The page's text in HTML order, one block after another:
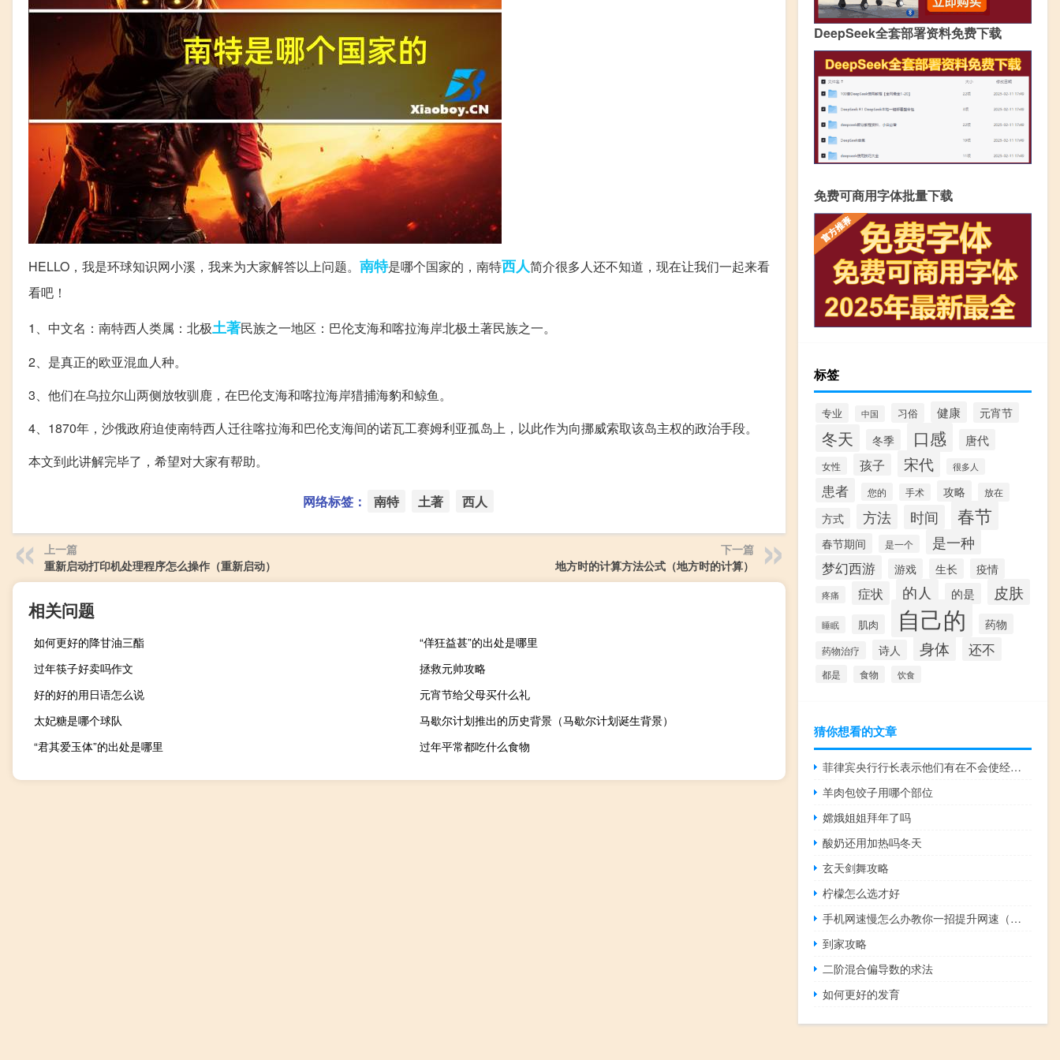
HELLO，我是环球知识网小溪，我来为大家解答以上问题。 南特是哪个国家的，南特西人简介很多人还不知道，现在让我们一起来看
看吧！
1、中文名：南特西人类属：北极土著民族之一地区：巴伦支海和喀拉海岸北极土著民族之一。
2、是真正的欧亚混血人种。
3、他们在乌拉尔山两侧放牧驯鹿，在巴伦支海和喀拉海岸猎捕海豹和鲸鱼。
4、1870年，沙俄政府迫使南特西人迁往喀拉海和巴伦支海间的诺瓦工赛姆利亚孤岛上，以此作为向挪威索取该岛主权的政治手段。
本文到此讲解完毕了，希望对大家有帮助。
网络标签： 南特 土著 西人
上一篇
重新启动打印机处理程序怎么操作（重新启动）
下一篇
地方时的计算方法公式（地方时的计算）
相关问题
如何更好的降甘油三酯
“佯狂益甚”的出处是哪里
过年筷子好卖吗作文
拯救元帅攻略
好的好的用日语怎么说
元宵节给父母买什么礼
太妃糖是哪个球队
马歇尔计划推出的历史背景（马歇尔计划诞生背景）
“君其爱玉体”的出处是哪里
过年平常都吃什么食物
DeepSeek全套部署资料免费下载
免费可商用字体批量下载
标签
专业 中国 习俗 健康 元宵节
冬天 冬季 口感 唐代
女性 孩子 宋代 很多人
患者 您的 手术 攻略 放在
方式 方法 时间 春节
春节期间 是一个 是一种
梦幻西游 游戏 生长 疫情
疼痛 症状 的人 的是 皮肤
睡眠 肌肉 自己的 药物
药物治疗 诗人 身体 还不
都是 食物 饮食
猜你想看的文章
菲律宾央行行长表示他们有在不会使经济收缩的情况下提高利率的空间
羊肉包饺子用哪个部位
嫦娥姐姐拜年了吗
酸奶还用加热吗冬天
玄天剑舞攻略
柠檬怎么选才好
手机网速慢怎么办教你一招提升网速（手机网速慢）
到家攻略
二阶混合偏导数的求法
如何更好的发育